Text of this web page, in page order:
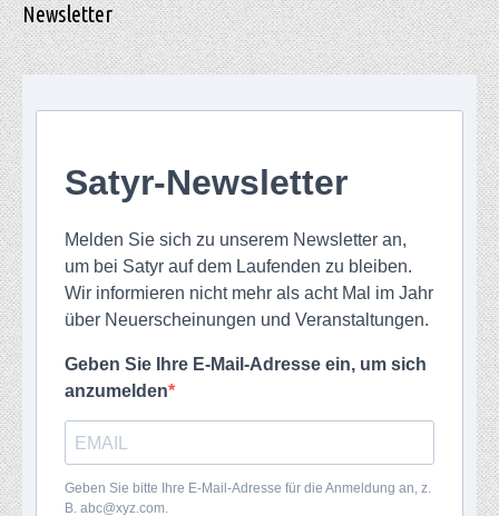
Newsletter
Satyr-Newsletter
Melden Sie sich zu unserem Newsletter an,
um bei Satyr auf dem Laufenden zu bleiben.
Wir informieren nicht mehr als acht Mal im Jahr
über Neuerscheinungen und Veranstaltungen.
Geben Sie Ihre E-Mail-Adresse ein, um sich
anzumelden
Geben Sie bitte Ihre E-Mail-Adresse für die Anmeldung an, z.
B. abc@xyz.com.